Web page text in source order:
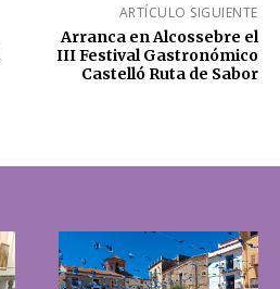
ARTÍCULO SIGUIENTE
Arranca en Alcossebre el
III Festival Gastronómico
Castelló Ruta de Sabor